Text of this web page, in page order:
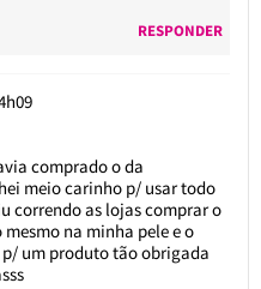
RESPONDER
comprado o da
meio carinho p/ usar todo
correndo as lojas comprar o
na minha pele e o
um produto tão obrigada